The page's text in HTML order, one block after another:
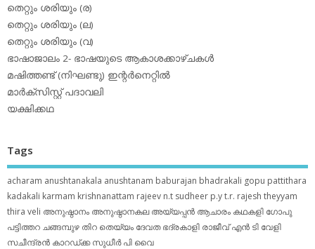
തെറ്റും ശരിയും (ര)
തെറ്റും ശരിയും (ല)
തെറ്റും ശരിയും (വ)
ഭാഷാജാലം 2- ഭാഷയുടെ ആകാശക്കാഴ്ചകള്‍
മഷിത്തണ്ട് (നിഘണ്ടു) ഇന്റര്‍നെറ്റില്‍
മാര്‍ക്‌സിസ്റ്റ് പദാവലി
യക്ഷിക്കഥ
Tags
acharam anushtanakala anushtanam baburajan bhadrakali gopu pattithara
kadakali karmam krishnanattam rajeev n.t sudheer p.yt.r. rajesh theyyam
thira veli അനുഷ്ഠാനം അനുഷ്ഠാനകല അയ്യപ്പന്‍ ആചാരം കഥകളി ഗോപു
പട്ടിത്തറ ചങ്ങമ്പുഴ തിറ തെയ്യം ദേവത ഭദ്രകാളി രാജീവ് എൻ ടി വേളി
സചീന്ദ്രന്‍ കാറഡ്ക്ക സുധീര്‍ പി വൈ